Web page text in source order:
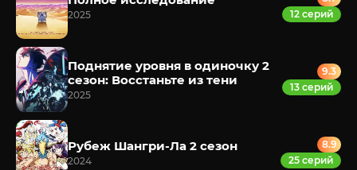
2025
12 серий
Поднятие уровня в одиночку 2
сезон: Восстаньте из тени
2025
9.3
13 серий
Рубеж Шангри-Ла 2 сезон
2024
8.9
25 серий